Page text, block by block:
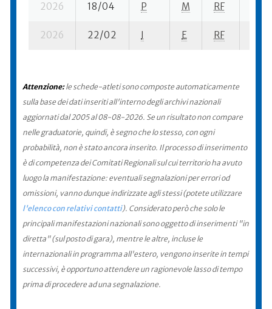
2026 18/04 P M RF
2026 22/02 I E RF
Attenzione:le schede-atleti sono composte automaticamente
sulla base dei dati inseriti all'interno degli archivi nazionali
aggiornati dal 2005 al 08-08-2026. Se un risultato non compare
nelle graduatorie, quindi, è segno che lo stesso, con ogni
probabilità, non è stato ancora inserito. Il processo di inserimento
è di competenza dei Comitati Regionali sul cui territorio ha avuto
luogo la manifestazione: eventuali segnalazioni per errori od
omissioni, vanno dunque indirizzate agli stessi (potete utilizzare
l'elenco con relativi contatti). Considerato però che solo le
principali manifestazioni nazionali sono oggetto di inserimenti "in
diretta" (sul posto di gara), mentre le altre, incluse le
internazionali in programma all'estero, vengono inserite in tempi
successivi, è opportuno attendere un ragionevole lasso di tempo
prima di procedere ad una segnalazione.